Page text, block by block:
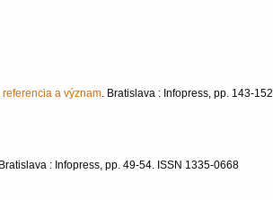
referencia a význam Bratislava : Infopress, pp. 143-152.
Bratislava : Infopress, pp. 49-54. ISSN 1335-0668